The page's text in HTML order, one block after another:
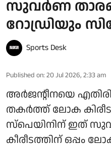
സുവര്‍ണ
റോഡ്രിയും
Sports Desk
Published on: 20 Jul 2026, 2:33 am
അര്‍ജന്റീനയെ
തകര്‍ത്ത് ലോക
സ്‌പെയിനിന് ഇത്
കീരീടത്തിന് ഒപ്പം